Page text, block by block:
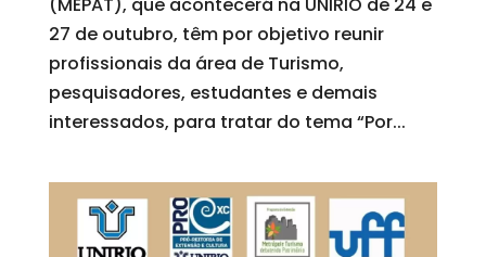
(MEPAT), que acontecerá na UNIRIO de 24 e
27 de outubro, têm por objetivo reunir
profissionais da área de Turismo,
pesquisadores, estudantes e demais
interessados, para tratar do tema “Por...